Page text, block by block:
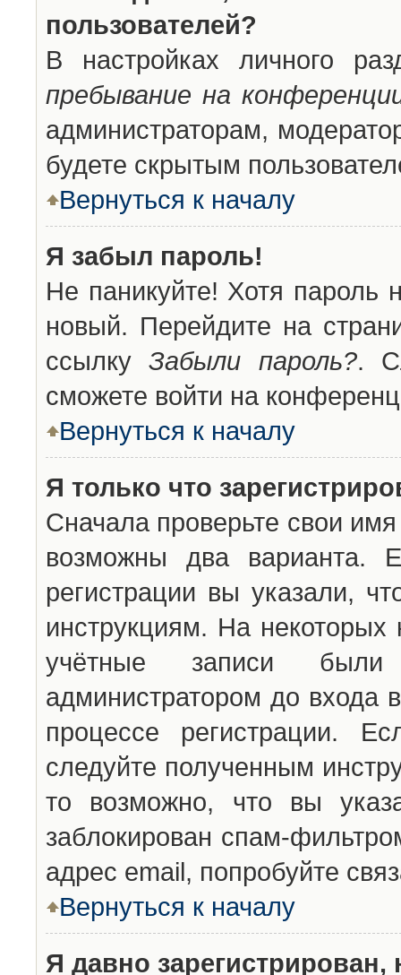
пользователей?
В настройках личного
пребывание на
администраторам,
будете скрытым
Вернуться к началу
Я забыл пароль!
Не паникуйте! Хотя пароль
новый. Перейдите на
ссылкуЗабыли пароль?.
сможете войти на
Вернуться к началу
Я только что
Сначала проверьте свои
возможны два варианта.
регистрации вы указали,
инструкциям. На
учётные записи были
администратором до входа
процессе регистрации.
следуйте полученным
то возможно, что вы
заблокирован спам-
адрес email, попробуйте
Вернуться к началу
Я давно